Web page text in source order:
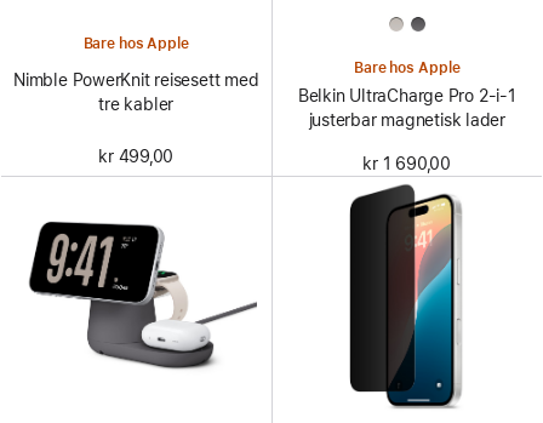
Bare hos Apple
Nimble PowerKnit reisesett med
tre kabler
kr 499,00
Bare hos Apple
Belkin UltraCharge Pro 2-i-1
justerbar magnetisk lader
kr 1 690,00